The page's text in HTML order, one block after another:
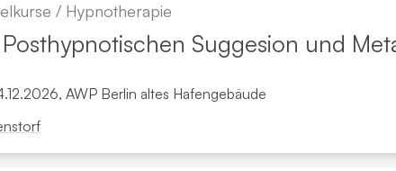
/ Hypno­therapie
Suggesion und
AWP Berlin altes Hafengebäude